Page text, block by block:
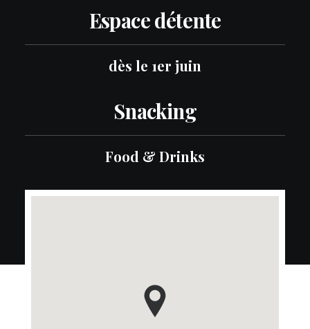
Espace détente
dès le 1er juin
Snacking
Food & Drinks